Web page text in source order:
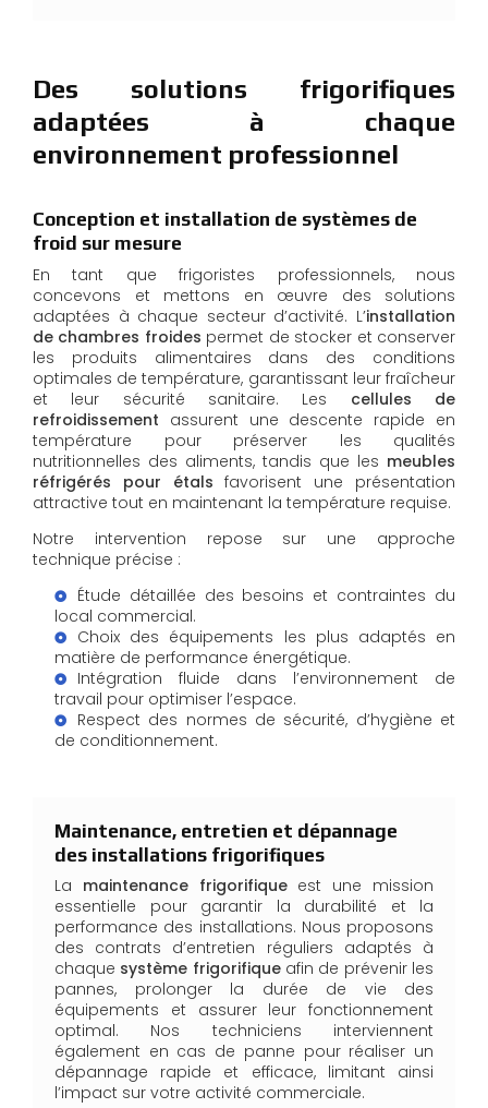
Des solutions frigorifiques
adaptées à chaque
environnement professionnel
Conception et installation de systèmes de
froid sur mesure
En tant que frigoristes professionnels, nous
concevons et mettons en œuvre des solutions
adaptées à chaque secteur d’activité. L’installation
de chambres froides permet de stocker et conserver
les produits alimentaires dans des conditions
optimales de température, garantissant leur fraîcheur
et leur sécurité sanitaire. Les cellules de
refroidissement assurent une descente rapide en
température pour préserver les qualités
nutritionnelles des aliments, tandis que les meubles
réfrigérés pour étals favorisent une présentation
attractive tout en maintenant la température requise.
Notre intervention repose sur une approche
technique précise :
Étude détaillée des besoins et contraintes du
local commercial.
Choix des équipements les plus adaptés en
matière de performance énergétique.
Intégration fluide dans l’environnement de
travail pour optimiser l’espace.
Respect des normes de sécurité, d’hygiène et
de conditionnement.
Maintenance, entretien et dépannage
des installations frigorifiques
La maintenance frigorifiqueest une mission
essentielle pour garantir la durabilité et la
performance des installations. Nous proposons
des contrats d’entretien réguliers adaptés à
chaque système frigorifiqueafin de prévenir les
pannes, prolonger la durée de vie des
équipements et assurer leur fonctionnement
optimal. Nos techniciens interviennent
également en cas de panne pour réaliser un
dépannage rapide et efficace, limitant ainsi
l’impact sur votre activité commerciale.